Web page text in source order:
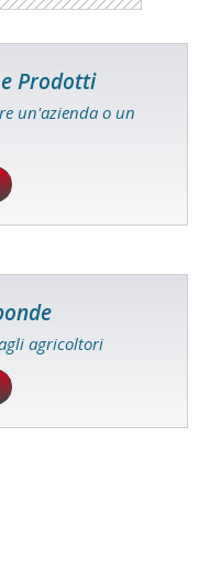
Prodotti
un'azienda o un
agricoltori